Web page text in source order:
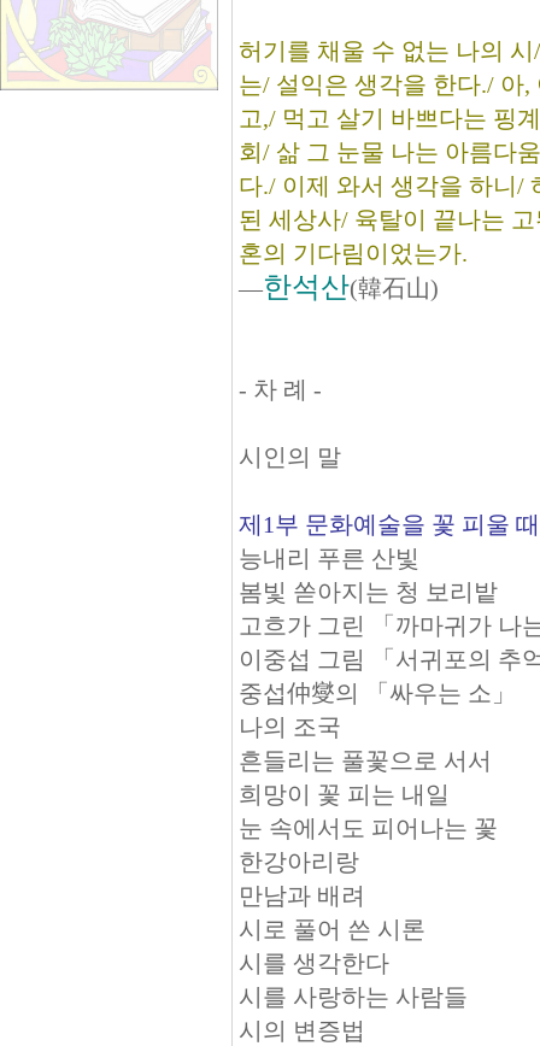
허기를 채울 수 없는 나의
는/ 설익은 생각을 한다./ 아
고,/ 먹고 살기 바쁘다는 핑
회/ 삶 그 눈물 나는 아름다
다./ 이제 와서 생각을 하니/
된 세상사/ 육탈이 끝나는
혼의 기다림이었는가.
―한석산(韓石山)
- 차 례 -
시인의 말
제1부 문화예술을 꽃 피울 때
능내리 푸른 산빛
봄빛 쏟아지는 청 보리밭
고흐가 그린 「까마귀가 나
이중섭 그림 「서귀포의 추
중섭仲燮의 「싸우는 소」
나의 조국
흔들리는 풀꽃으로 서서
희망이 꽃 피는 내일
눈 속에서도 피어나는 꽃
한강아리랑
만남과 배려
시로 풀어 쓴 시론
시를 생각한다
시를 사랑하는 사람들
시의 변증법